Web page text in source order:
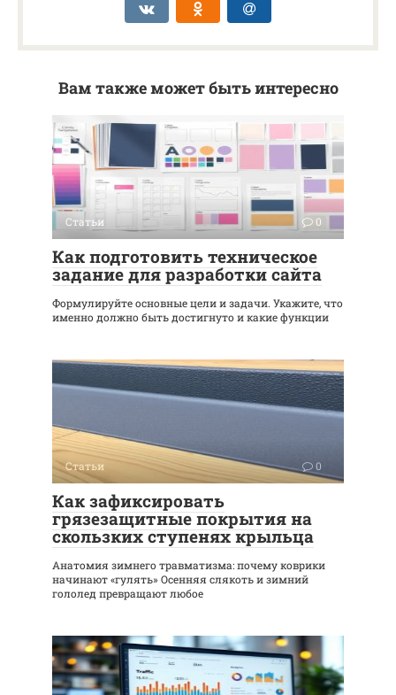
Вам также может быть интересно
Статьи 0
Как подготовить техническое
задание для разработки сайта
Формулируйте основные цели и задачи. Укажите, что
именно должно быть достигнуто и какие функции
Статьи 0
Как зафиксировать
грязезащитные покрытия на
скользких ступенях крыльца
Анатомия зимнего травматизма: почему коврики
начинают «гулять» Осенняя слякоть и зимний
гололед превращают любое